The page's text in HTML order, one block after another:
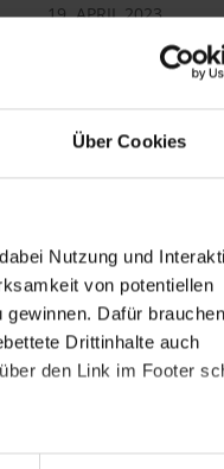
Über Cookies
Nutzung und
von potentiellen
Dafür
Drittinhalte auch
den Link im Footer
19. APRIL 2023
Burundi:
Burundi: 10 Jahre